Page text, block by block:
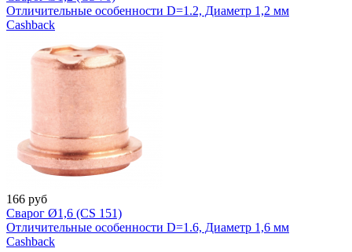
Отличительные особенности D=1.2, Диаметр 1,2 мм
Cashback
166 руб
Сварог Ø1,6 (CS 151)
Отличительные особенности D=1.6, Диаметр 1,6 мм
Cashback